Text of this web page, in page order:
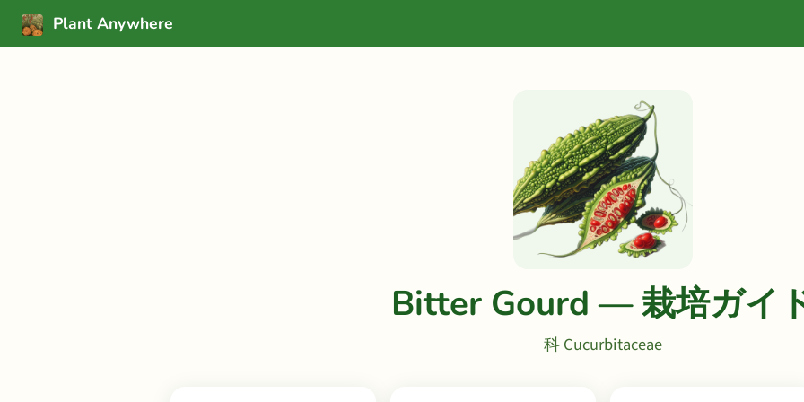
Plant Anywhere
Bitter Gourd — 栽培ガイ
科 Cucurbitaceae